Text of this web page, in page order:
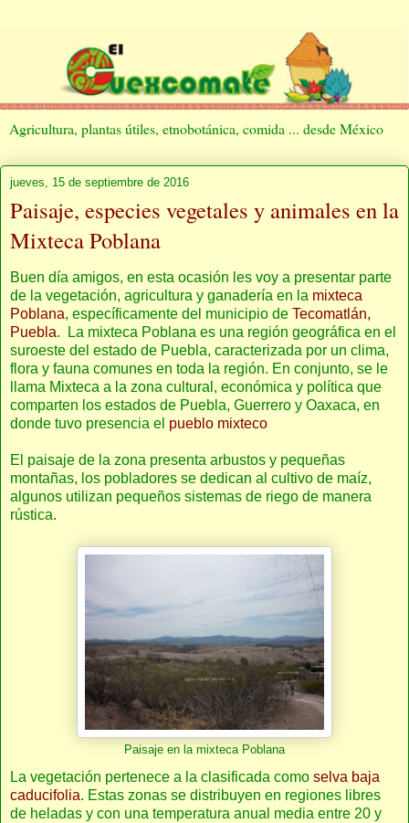
Agricultura, plantas útiles, etnobotánica, comida ... desde México
jueves, 15 de septiembre de 2016
Paisaje, especies vegetales y animales en la
Mixteca Poblana
Buen día amigos, en esta ocasión les voy a presentar parte
de la vegetación, agricultura y ganadería en la mixteca
Poblana, específicamente del municipio de Tecomatlán,
Puebla. La mixteca Poblana es una región geográfica en el
suroeste del estado de Puebla, caracterizada por un clima,
flora y fauna comunes en toda la región. En conjunto, se le
llama Mixteca a la zona cultural, económica y política que
comparten los estados de Puebla, Guerrero y Oaxaca, en
donde tuvo presencia el pueblo mixteco
El paisaje de la zona presenta arbustos y pequeñas
montañas, los pobladores se dedican al cultivo de maíz,
algunos utilizan pequeños sistemas de riego de manera
rústica.
Paisaje en la mixteca Poblana
La vegetación pertenece a la clasificada como selva baja
caducifolia. Estas zonas se distribuyen en regiones libres
de heladas y con una temperatura anual media entre 20 y